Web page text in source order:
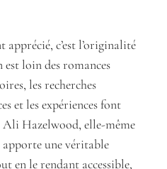
apprécié, c’est l’originalité
loin des romances
les recherches
et les expériences font
Hazelwood, elle-même
une véritable
en le rendant accessible,